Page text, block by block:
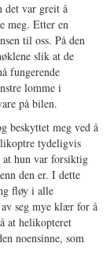
det var greit å
meg. Etter en
til oss. På den
slik at de
fungerende
lomme i
på bilen.
beskyttet meg ved å
tydeligvis
at hun var forsiktig
den er. I dette
fløy i alle
seg mye klær for å
at helikopteret
noensinne, som